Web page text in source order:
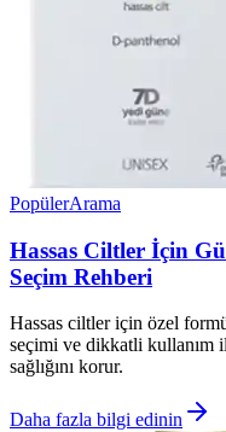
PopülerArama
Hassas Ciltler İçin
Seçim Rehberi
Hassas ciltler için özel
seçimi ve dikkatli kullanım
sağlığını korur.
Daha fazla bilgi edinin